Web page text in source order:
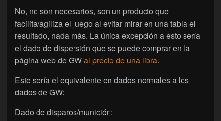
No, no son necesarios, son un producto que
facilita/agiliza el juego al evitar mirar en una tabla el
resultado, nada más. La única excepción a esto sería
el dado de dispersión que se puede comprar en la
página web de GWal precio de una libra.
Este sería el equivalente en dados normales a los
dados de GW:
Dado de disparos/munición: